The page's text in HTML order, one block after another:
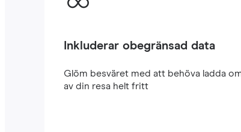
Inkluderar obegränsad data
Glöm besväret med att behöva ladda
av din resa helt fritt